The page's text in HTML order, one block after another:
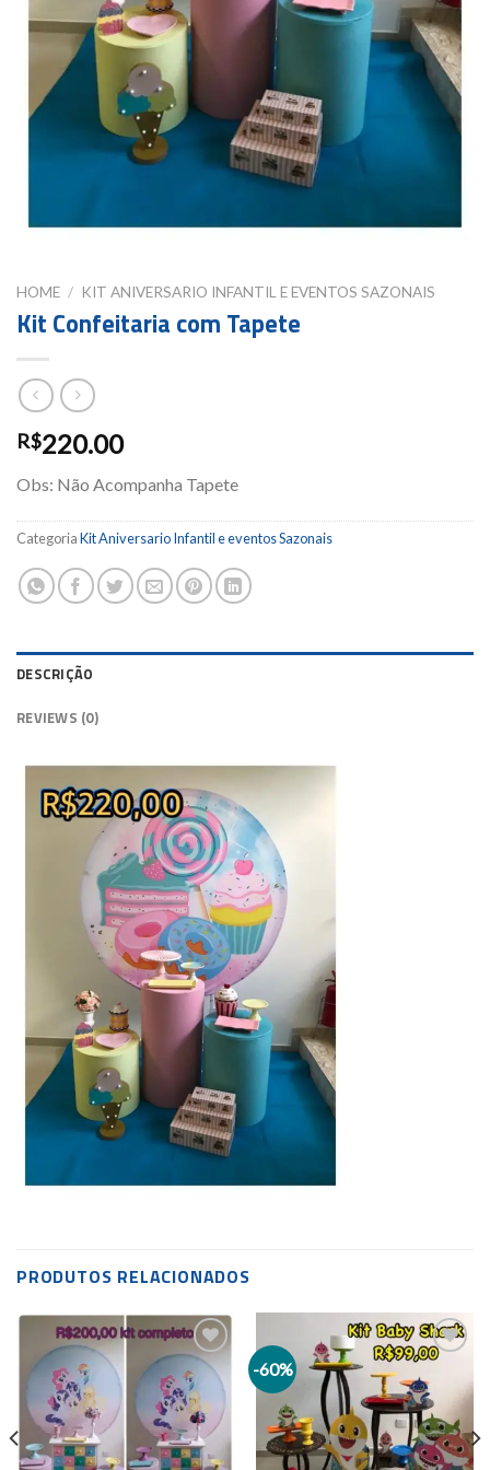
HOME / KIT ANIVERSARIO INFANTIL E EVENTOS SAZONAIS
Kit Confeitaria com Tapete
R$220.00
Obs: Não Acompanha Tapete
CategoriaKit Aniversario Infantil e eventos Sazonais
DESCRIÇÃO
REVIEWS (0)
PRODUTOS RELACIONADOS
Add to
wishlist
-60%
wishlist